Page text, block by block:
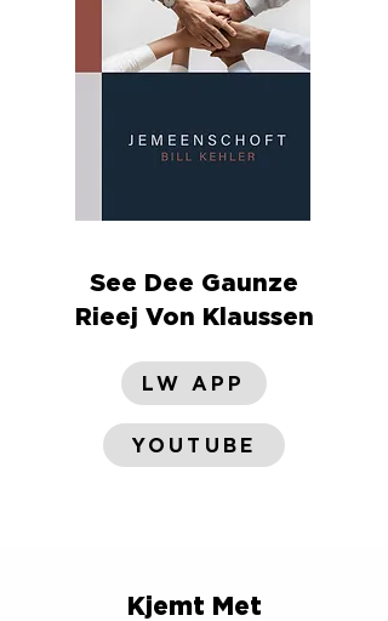
See Dee Gaunze
Rieej Von Klaussen
LW APP
YOUTUBE
Kjemt Met